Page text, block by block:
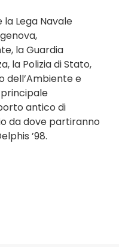
Lega Navale
la Guardia
la Polizia di Stato,
dell’Ambiente e
antico di
da dove partiranno
’98.